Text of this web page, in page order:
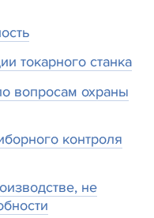
токарного станка
вопросам охраны
контроля
не